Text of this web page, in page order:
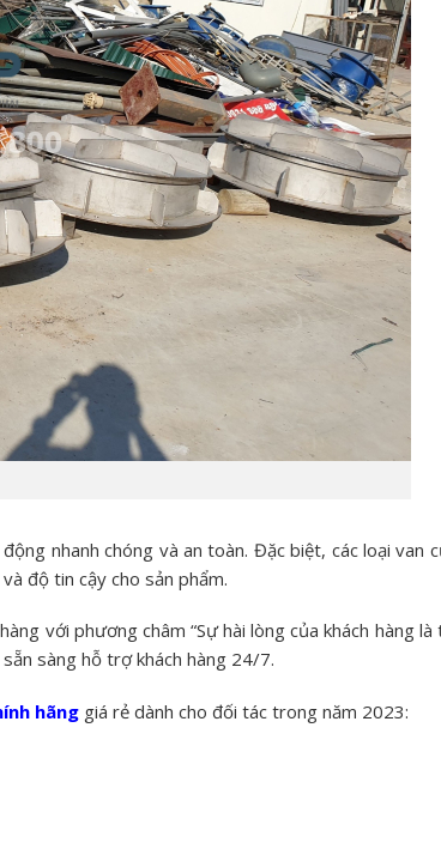
nhanh chóng và an toàn. Đặc biệt, các loại van
độ tin cậy cho sản phẩm.
với phương châm “Sự hài lòng của khách hàng là
sàng hỗ trợ khách hàng 24/7.
hãng giá rẻ dành cho đối tác trong năm 2023: